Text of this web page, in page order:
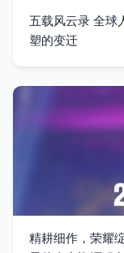
五载风云录 全球
塑的变迁
精耕细作，荣耀